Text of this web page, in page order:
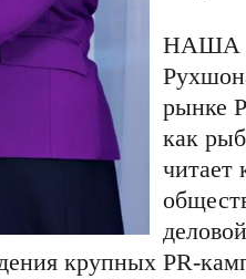
НАША
рынке
как
читает
крупных PR-